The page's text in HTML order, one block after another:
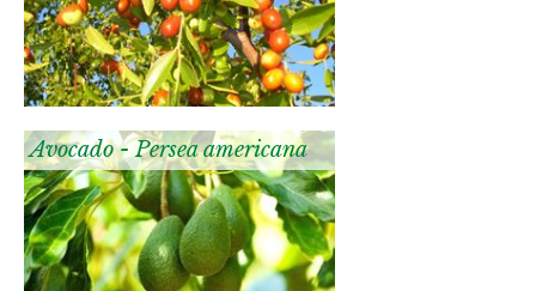
Avocado - Persea americana